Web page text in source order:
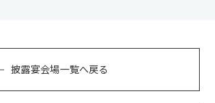
披露宴会場一覧へ戻る